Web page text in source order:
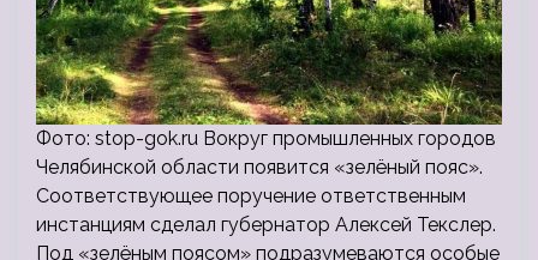
Фото: stop-gok.ru Вокруг промышленных городов
Челябинской области появится «зелёный пояс».
Соответствующее поручение ответственным
инстанциям сделал губернатор Алексей Текслер.
Под «зелёным поясом» подразумеваются особые